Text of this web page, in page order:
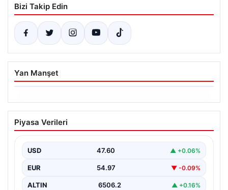
Bizi Takip Edin
Yan Manşet
06.08.2026
Ertuğrul Özkök’ün Hakaret İddialarına
İfade Verme Süreci
Cumhurbaşkanına hakaret iddialarıyla yürütülen
soruşturma kapsamında İstanbul Adalet…
Piyasa Verileri
USD 47.60 ▲ +0.06%
EUR 54.97 ▼ -0.09%
ALTIN 6506.2 ▲ +0.16%